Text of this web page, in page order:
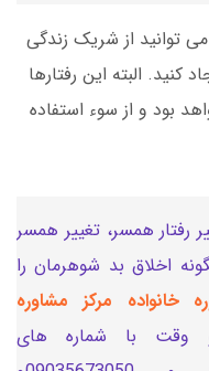
می توانید از شریک زندگی
کنید. البته این رفتارها
بود و از سوء استفاده
رفتار همسر، تغییر همسر
اخلاق بد شوهرمان را
خانواده مرکز مشاوره
وقت با شماره های